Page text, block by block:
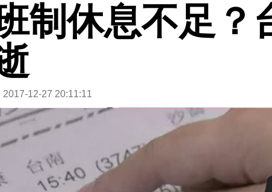
制休息不足？
2017-12-27 20:11:11